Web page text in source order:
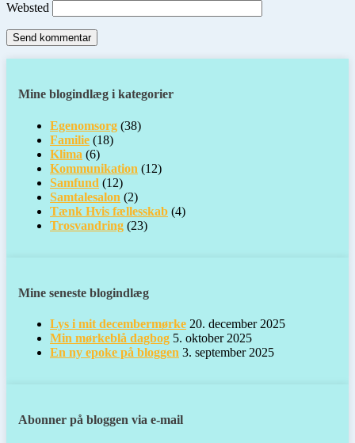
Websted
Mine blogindlæg i kategorier
Egenomsorg (38)
Familie (18)
Klima (6)
Kommunikation (12)
Samfund (12)
Samtalesalon (2)
Tænk Hvis fællesskab (4)
Trosvandring (23)
Mine seneste blogindlæg
Lys i mit decembermørke 20. december 2025
Min mørkeblå dagbog 5. oktober 2025
En ny epoke på bloggen 3. september 2025
Abonner på bloggen via e-mail